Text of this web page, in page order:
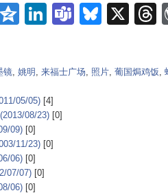
Qzone
LinkedIn
TeamsX
镜 ,姚明 ,来福士广场 照片 ,葡国焗鸡饭 ,
05/05)[4]
08/23)[0]
09)[0]
11/23)[0]
06)[0]
07/07)[0]
06)[0]